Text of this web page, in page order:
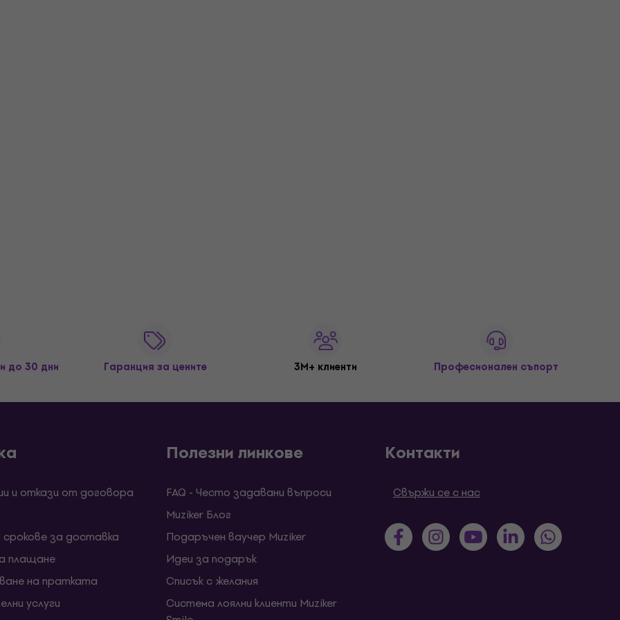
до 30 дни Гаранция за цените 3M+ клиенти Професионален съпорт
и откази от договора
срокове за доставка
плащане
на пратката
услуги
Полезни линкове
FAQ - Често задавани въпроси
Muziker Блог
Подаръчен ваучер Muziker
Идеи за подарък
Списък с желания
Система лоялни клиенти Muziker
Контакти
Свържи се с нас